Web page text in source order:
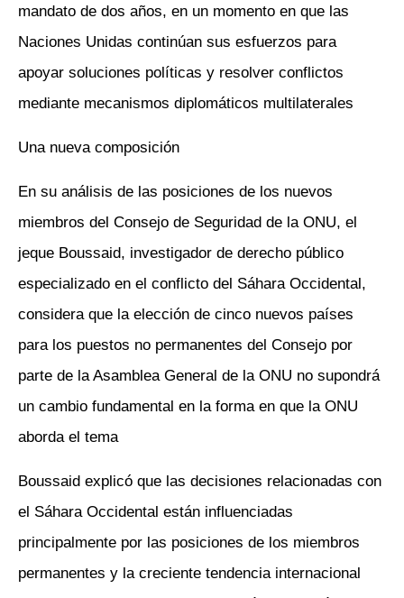
mandato de dos años, en un momento en que las
Naciones Unidas continúan sus esfuerzos para
apoyar soluciones políticas y resolver conflictos
mediante mecanismos diplomáticos multilaterales
Una nueva composición
En su análisis de las posiciones de los nuevos
miembros del Consejo de Seguridad de la ONU, el
jeque Boussaid, investigador de derecho público
especializado en el conflicto del Sáhara Occidental,
considera que la elección de cinco nuevos países
para los puestos no permanentes del Consejo por
parte de la Asamblea General de la ONU no supondrá
un cambio fundamental en la forma en que la ONU
aborda el tema
Boussaid explicó que las decisiones relacionadas con
el Sáhara Occidental están influenciadas
principalmente por las posiciones de los miembros
permanentes y la creciente tendencia internacional